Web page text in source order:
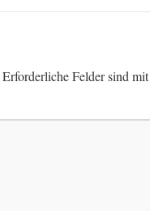
Erforderliche Felder sind mit